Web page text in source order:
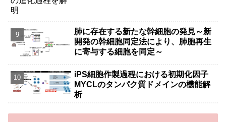
肺に存在する新たな幹細胞の発見～新
開発の幹細胞同定法により、肺胞再生
に寄与する細胞を同定～
iPS細胞作製過程における初期化因子
MYCLのタンパク質ドメインの機能解
析